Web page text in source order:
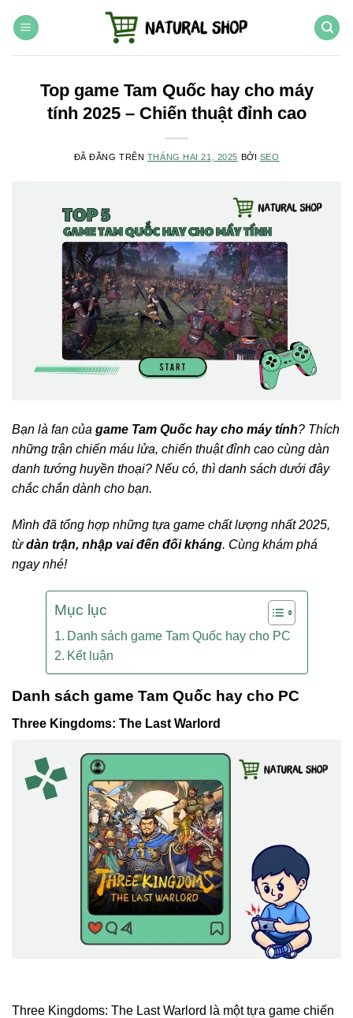
đến
Top game Tam Quốc hay cho máy
tính 2025 – Chiến thuật đỉnh cao
ĐÃ ĐĂNG TRÊN THÁNG HAI 21, 2025 BỞI SEO
Bạn là fan của game Tam Quốc hay cho máy tính? Thích
những trận chiến máu lửa, chiến thuật đỉnh cao cùng dàn
danh tướng huyền thoại? Nếu có, thì danh sách dưới đây
chắc chắn dành cho bạn.
Mình đã tổng hợp những tựa game chất lượng nhất 2025,
từdàn trận, nhập vai đến đối kháng. Cùng khám phá
ngay nhé!
Mục lục
Danh sách game Tam Quốc hay cho PC
Kết luận
Danh sách game Tam Quốc hay cho PC
Three Kingdoms: The Last Warlord
Three Kingdoms: The Last Warlord là một tựa game chiến